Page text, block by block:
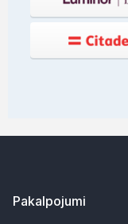
Pakalpojumi